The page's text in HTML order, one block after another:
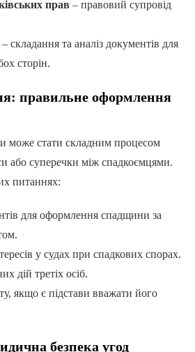
прав – правовий супровід
складання та аналіз документів для
сторін.
правильне оформлення
може стати складним процесом
або суперечки між спадкоємцями.
питаннях:
для оформлення спадщини за
у судах при спадкових спорах.
дій третіх осіб.
якщо є підстави вважати його
безпека угод